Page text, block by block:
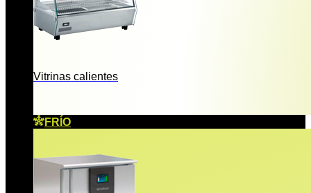
Vitrinas calientes
FRÍO